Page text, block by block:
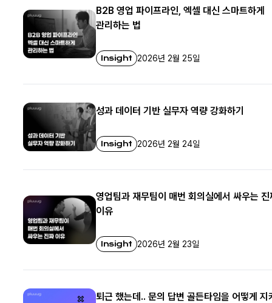
B2B 영업 파이프라인, 엑셀 대신 스마트하게
관리하는 법
Insight 2026년 2월 25일
성과 데이터 기반 실무자 역량 강화하기
Insight 2026년 2월 24일
영업팀과 재무팀이 매번 회의실에서 싸우는 진
이유
Insight 2026년 2월 23일
퇴근 했는데.. 문의 답변 골든타임을 어떻게 지